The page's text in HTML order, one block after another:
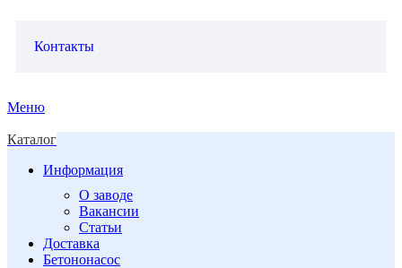
Контакты
Меню
Каталог
Информация
О заводе
Вакансии
Статьи
Доставка
Бетононасос